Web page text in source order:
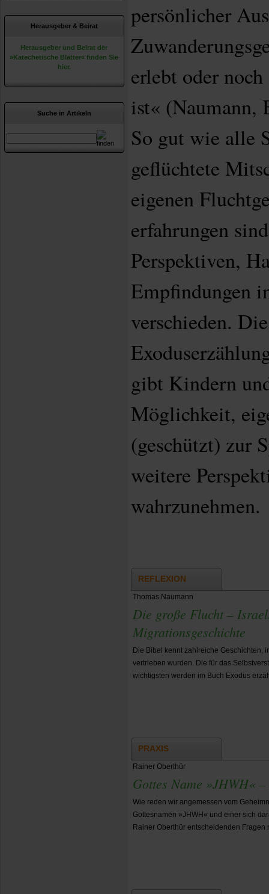
Herausgeber & Beirat
Herausgeber und Beirat der
»Katechetische Blätter« finden Sie
hier.
Suche in Artikeln
persönlicher
erlebt oder
ist« (Naumann,
So gut wie alle
geflüchtete
eigenen
erfahrungen
Perspektiven,
Empfindungen
verschieden.
gibt Kindern
Möglichkeit,
(geschützt) zur
weitere
wahrzunehmen.
REFLEXION
Thomas Naumann
Die große Flucht –
Migrationsgeschichte
Die Bibel kennt zahlreiche Geschichten,
vertrieben wurden. Die für das
wichtigsten werden im Buch Exodus
PRAXIS
Rainer Oberthür
Gottes Name »JHWH«
Wie reden wir angemessen vom
Gottesnamen »JHWH« und einer sich
Rainer Oberthür entscheidenden